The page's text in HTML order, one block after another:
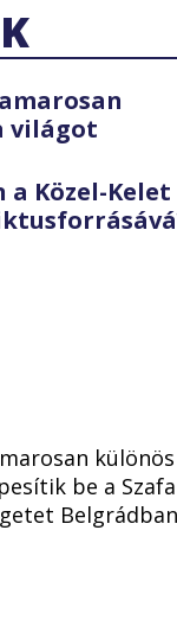
világot
a Közel-
be a
Belgrádban